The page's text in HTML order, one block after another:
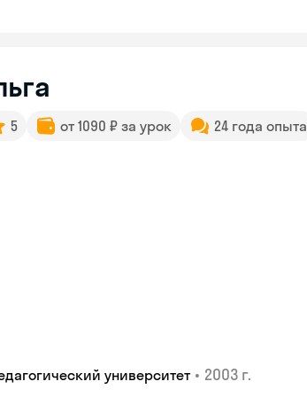
5 от 1090 ₽ за урок 24 года опыта
университет • 2003 г.